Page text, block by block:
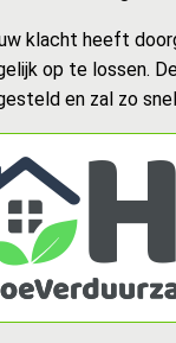
klacht heeft
op te lossen.
en zal zo